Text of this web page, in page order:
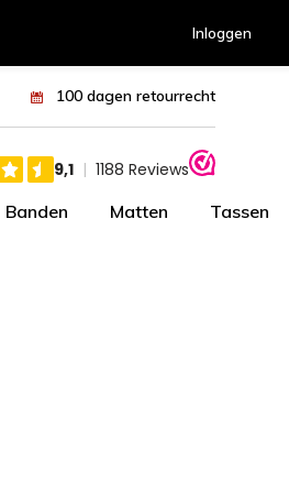
Inloggen
100 dagen retourrecht
Banden Matten Tassen